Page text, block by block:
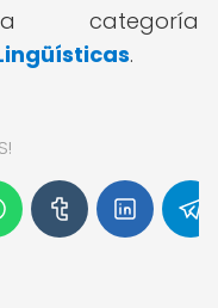
categoría
.